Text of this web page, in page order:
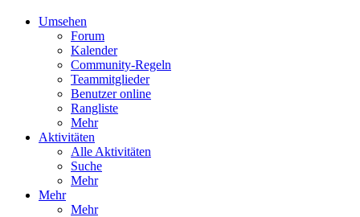
Umsehen
Forum
Kalender
Community-Regeln
Teammitglieder
Benutzer online
Rangliste
Mehr
Aktivitäten
Alle Aktivitäten
Suche
Mehr
Mehr
Mehr